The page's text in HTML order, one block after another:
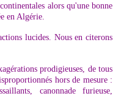
alors qu'une bonne
en Algérie.
lucides. Nous en citerons
prodigieuses, de tous
hors de mesure :
canonnade furieuse,